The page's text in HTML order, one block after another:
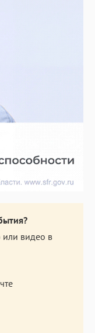
или видео в